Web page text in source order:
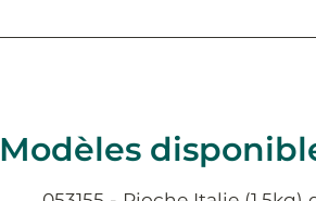
Modèles